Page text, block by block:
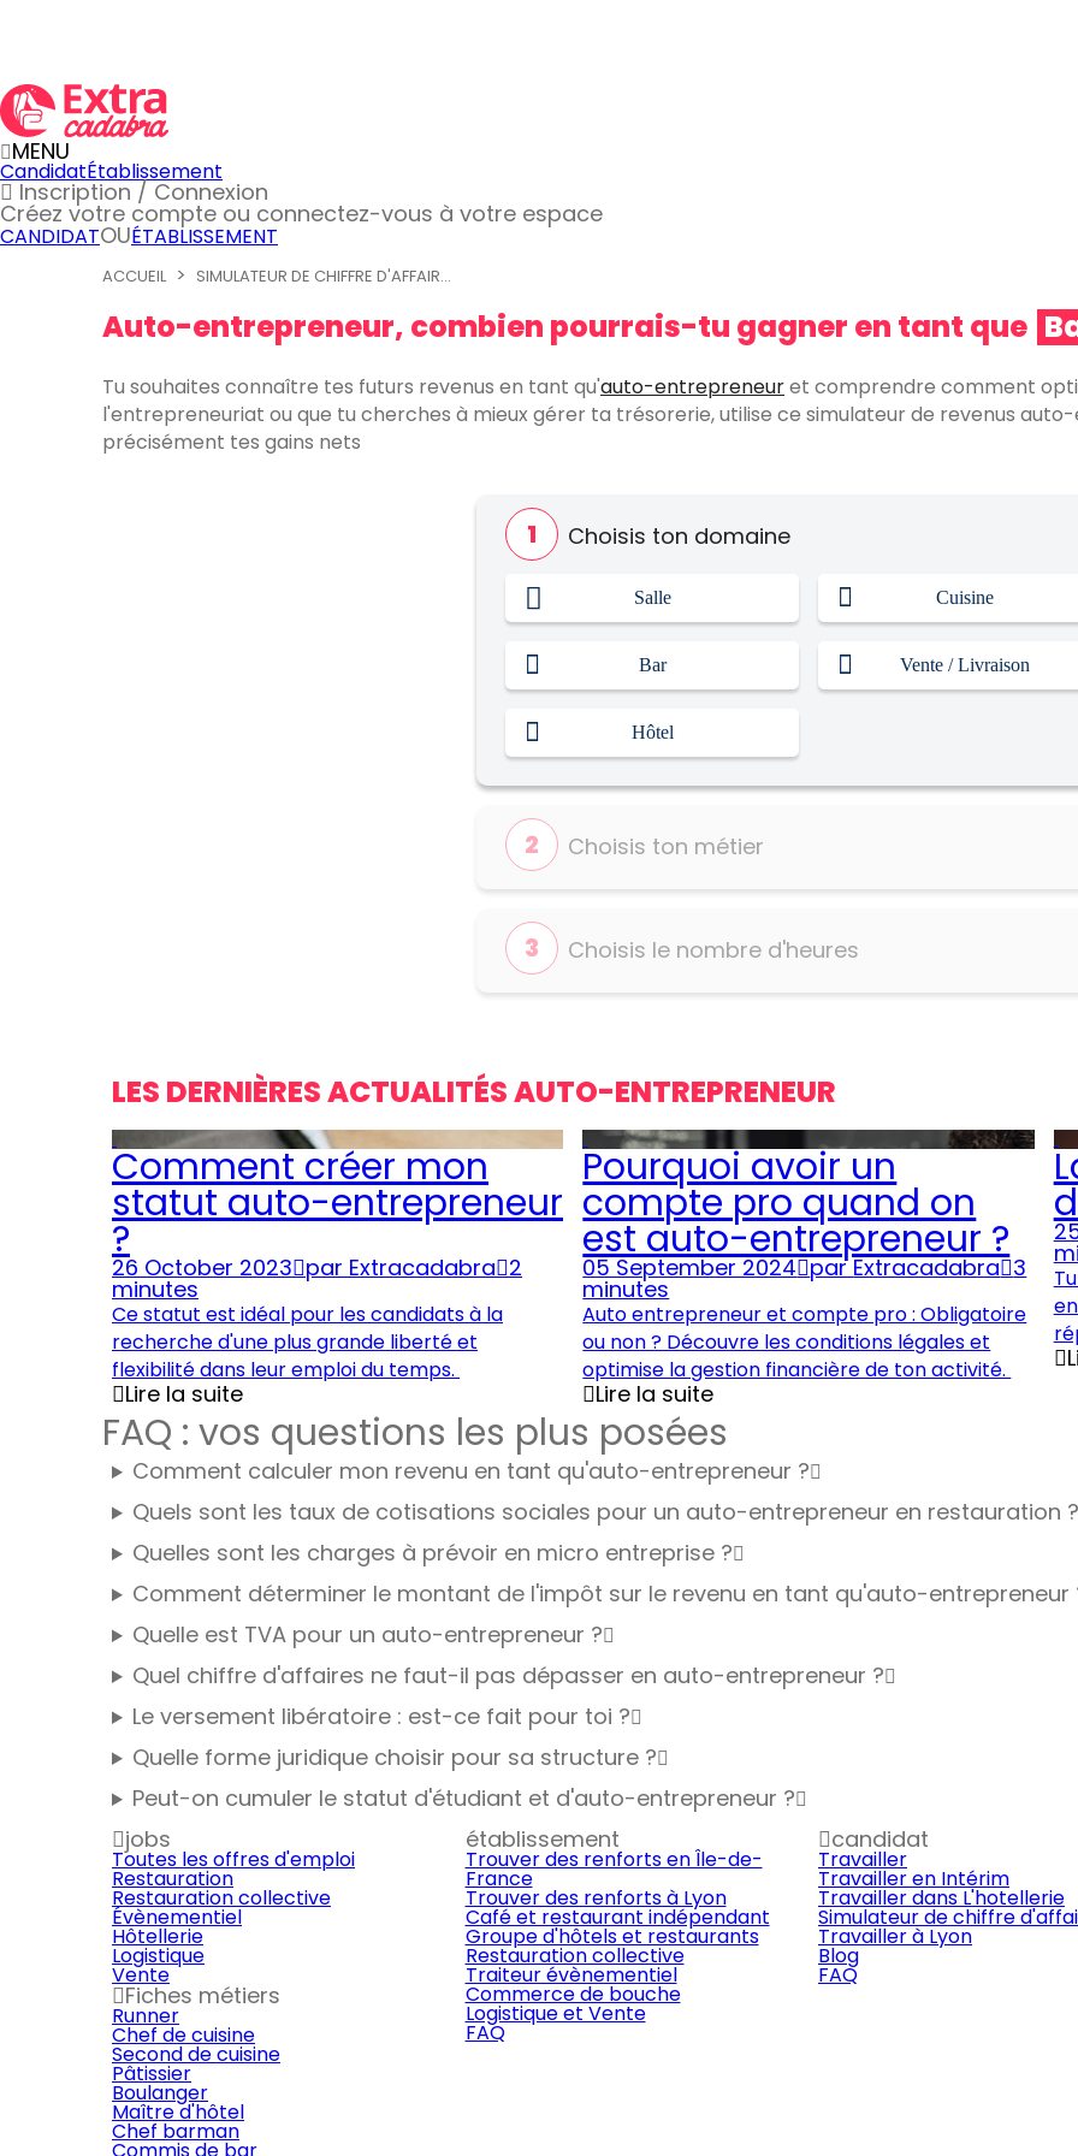
MENU
CandidatÉtablissement
Inscription / Connexion
Créez votre compte ou connectez-vous à votre espace
CANDIDATOUÉTABLISSEMENT
ACCUEIL SIMULATEUR DE CHIFFRE D'AFFAIR...
Auto-entrepreneur, combien pourrais-tu gagner en tant que
Tu souhaites connaître tes futurs revenus en tant qu'auto-entrepreneuret comprendre comment
l'entrepreneuriat ou que tu cherches à mieux gérer ta trésorerie, utilise ce simulateur de revenus
précisément tes gains nets
Choisis ton domaine
Salle Cuisine
Bar Vente / Livraison
Hôtel
Choisis ton métier
Choisis le nombre d'heures
LES DERNIÈRES ACTUALITÉS AUTO-ENTREPRENEUR
Comment créer mon
statut auto-entrepreneur
?
26 October 2023 par Extracadabra 2
minutes
Ce statut est idéal pour les candidats à la
recherche d'une plus grande liberté et
flexibilité dans leur emploi du temps.
Lire la suite
Pourquoi avoir un
compte pro quand on
est auto-entrepreneur ?
05 September 2024 parExtracadabra 3
minutes
Auto entrepreneur et compte pro : Obligatoire
ou non ? Découvre les conditions légales et
optimise la gestion financière de ton activité.
Lire la suite
FAQ : vos questions les plus posées
Comment calculer mon revenu en tant qu'auto-entrepreneur ?
Quels sont les taux de cotisations sociales pour un auto-entrepreneur en restauration ?
Quelles sont les charges à prévoir en micro entreprise ?
Comment déterminer le montant de l'impôt sur le revenu en tant qu'auto-entrepreneur
Quelle est TVA pour un auto-entrepreneur ?
Quel chiffre d'affaires ne faut-il pas dépasser en auto-entrepreneur ?
Le versement libératoire : est-ce fait pour toi ?
Quelle forme juridique choisir pour sa structure ?
Peut-on cumuler le statut d'étudiant et d'auto-entrepreneur ?
jobs
Toutes les offres d'emploi
Restauration
Restauration collective
Évènementiel
Hôtellerie
Logistique
Vente
Fiches métiers
Runner
Chef de cuisine
Second de cuisine
Pâtissier
Boulanger
Maître d'hôtel
Chef barman
établissement
Trouver des renforts en Île-de-
France
Trouver des renforts à Lyon
Café et restaurant indépendant
Groupe d'hôtels et restaurants
Restauration collective
Traiteur évènementiel
Commerce de bouche
Logistique et Vente
FAQ
candidat
Travailler
Travailler en Intérim
Travailler dans L'hotellerie
Simulateur de chiffre
Travailler à Lyon
Blog
FAQ